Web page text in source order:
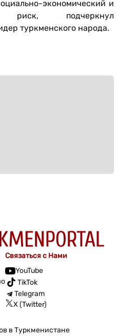
экономический и
риск, подчеркнул
туркменского народа.
Связаться с Нами
YouTube
TikTok
Telegram
X (Twitter)
в Туркменистане